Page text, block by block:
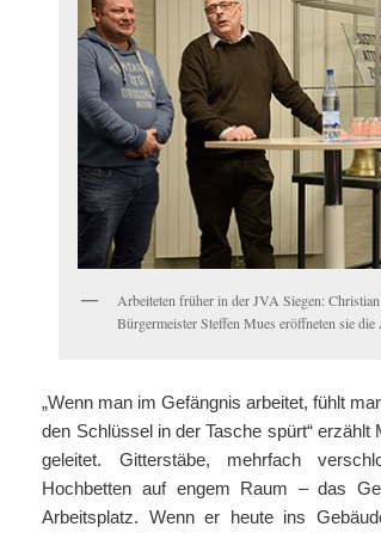
Arbeiteten früher in der JVA Siegen:
Bürgermeister Steffen Mues eröffneten sie
„Wenn man im Gefängnis arbeitet, fühlt
den Schlüssel in der Tasche spürt“
geleitet. Gitterstäbe, mehrfach
Hochbetten auf engem Raum – das
Arbeitsplatz. Wenn er heute ins